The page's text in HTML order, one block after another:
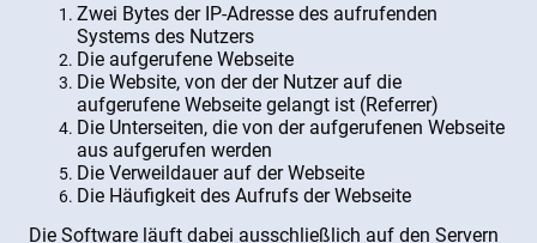
Zwei Bytes der IP-Adresse des aufrufenden
Systems des Nutzers
Die aufgerufene Webseite
Die Website, von der der Nutzer auf die
aufgerufene Webseite gelangt ist (Referrer)
Die Unterseiten, die von der aufgerufenen Webseite
aus aufgerufen werden
Die Verweildauer auf der Webseite
Die Häufigkeit des Aufrufs der Webseite
Die Software läuft dabei ausschließlich auf den Servern